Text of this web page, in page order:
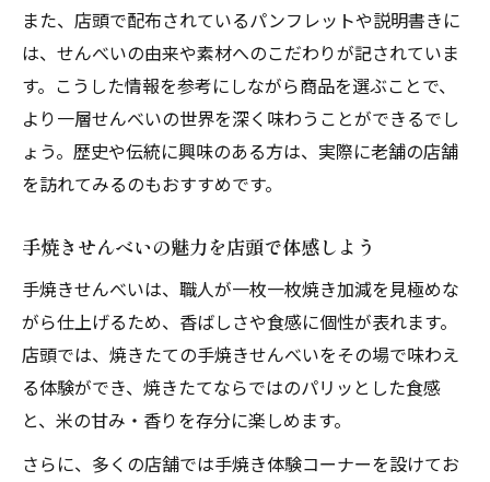
また、店頭で配布されているパンフレットや説明書きに
は、せんべいの由来や素材へのこだわりが記されていま
す。こうした情報を参考にしながら商品を選ぶことで、
より一層せんべいの世界を深く味わうことができるでし
ょう。歴史や伝統に興味のある方は、実際に老舗の店舗
を訪れてみるのもおすすめです。
手焼きせんべいの魅力を店頭で体感しよう
手焼きせんべいは、職人が一枚一枚焼き加減を見極めな
がら仕上げるため、香ばしさや食感に個性が表れます。
店頭では、焼きたての手焼きせんべいをその場で味わえ
る体験ができ、焼きたてならではのパリッとした食感
と、米の甘み・香りを存分に楽しめます。
さらに、多くの店舗では手焼き体験コーナーを設けてお